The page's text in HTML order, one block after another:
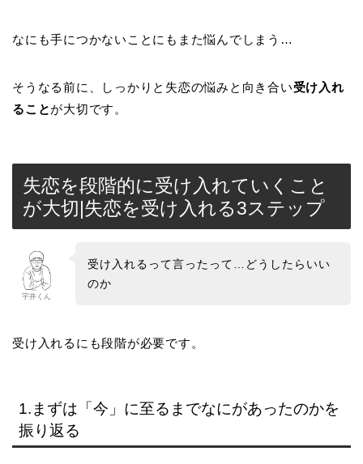
なにも手につかないことにもまた悩んでしまう…
そうなる前に、しっかりと失恋の悩みと向き合い受け入れ
ることが大切です。
失恋を段階的に受け入れていくこと
が大切|失恋を受け入れる3ステップ
宇井くん
受け入れるって言ったって…どうしたらいい
のか
受け入れるにも段階が必要です。
1.まずは「今」に至るまでなにがあったのかを
振り返る